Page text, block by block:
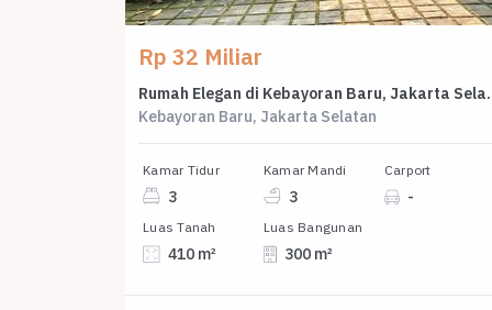
Rp 32 Miliar
Rumah Elegan
Kebayoran Baru, Jakarta Selatan
Kamar Tidur
3
Kamar Mandi
3
Carport
-
Luas Tanah
410 m²
Luas Bangunan
300 m²